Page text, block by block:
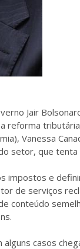
Jair
reforma
Vanessa
setor, que tenta
impostos e
de serviços
conteúdo
casos